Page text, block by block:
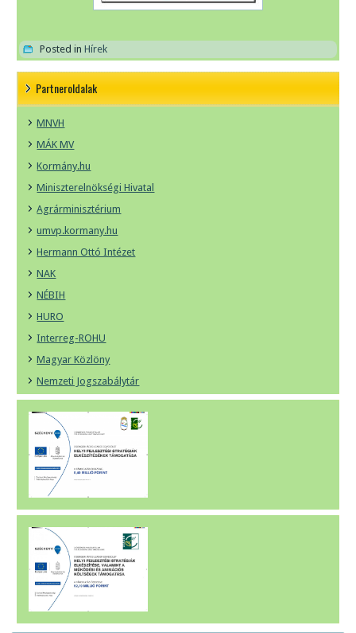
Posted in Hírek
Partneroldalak
MNVH
MÁK MV
Kormány.hu
Miniszterelnökségi Hivatal
Agrárminisztérium
umvp.kormany.hu
Hermann Ottó Intézet
NAK
NÉBIH
HURO
Interreg-ROHU
Magyar Közlöny
Nemzeti Jogszabálytár